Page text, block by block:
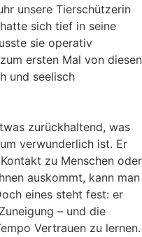
unsere Tierschützerin
sich tief in seine
sie operativ
ersten Mal von diesen
und seelisch
zurückhaltend, was
verwunderlich ist. Er
zu Menschen oder
auskommt, kann man
eines steht fest: er
– und die
Vertrauen zu lernen.